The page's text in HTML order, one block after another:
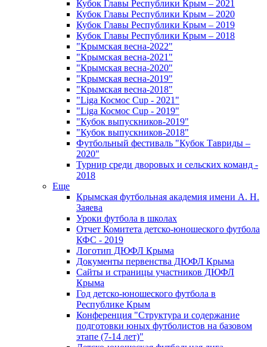
Кубок Главы Республики Крым – 2021
Кубок Главы Республики Крым – 2020
Кубок Главы Республики Крым – 2019
Кубок Главы Республики Крым – 2018
"Крымская весна-2022"
"Крымская весна-2021"
"Крымская весна-2020"
"Крымская весна-2019"
"Крымская весна-2018"
"Liga Космос Cup - 2021"
"Liga Космос Cup - 2019"
"Кубок выпускников-2019"
"Кубок выпускников-2018"
Футбольный фестиваль "Кубок Тавриды –
2020"
Турнир среди дворовых и сельских команд -
2018
Еще
Крымская футбольная академия имени А. Н.
Заяева
Уроки футбола в школах
Отчет Комитета детско-юношеского футбола
КФС - 2019
Логотип ДЮФЛ Крыма
Документы первенства ДЮФЛ Крыма
Сайты и страницы участников ДЮФЛ
Крыма
Год детско-юношеского футбола в
Республике Крым
Конференция "Структура и содержание
подготовки юных футболистов на базовом
этапе (7-14 лет)"